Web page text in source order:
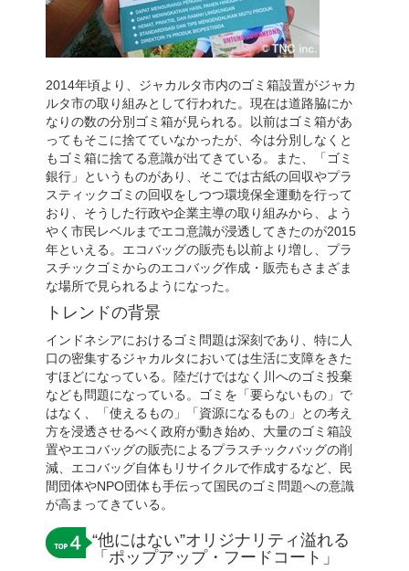
2014年頃より、ジャカルタ市内のゴミ箱設置がジャカ
ルタ市の取り組みとして行われた。現在は道路脇にか
なりの数の分別ゴミ箱が見られる。以前はゴミ箱があ
ってもそこに捨てていなかったが、今は分別しなくと
もゴミ箱に捨てる意識が出てきている。また、「ゴミ
銀行」というものがあり、そこでは古紙の回収やプラ
スティックゴミの回収をしつつ環境保全運動を行って
おり、そうした行政や企業主導の取り組みから、よう
やく市民レベルまでエコ意識が浸透してきたのが2015
年といえる。エコバッグの販売も以前より増し、プラ
スチックゴミからのエコバッグ作成・販売もさまざま
な場所で見られるようになった。
トレンドの背景
インドネシアにおけるゴミ問題は深刻であり、特に人
口の密集するジャカルタにおいては生活に支障をきた
すほどになっている。陸だけではなく川へのゴミ投棄
なども問題になっている。ゴミを「要らないもの」で
はなく、「使えるもの」「資源になるもの」との考え
方を浸透させるべく政府が動き始め、大量のゴミ箱設
置やエコバッグの販売によるプラスチックバッグの削
減、エコバッグ自体もリサイクルで作成するなど、民
間団体やNPO団体も手伝って国民のゴミ問題への意識
が高まってきている。
“他にはない”オリジナリティ溢れる
「ポップアップ・フードコート」